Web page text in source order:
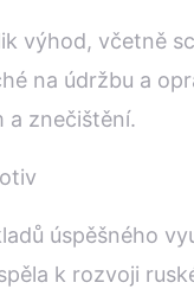
výhod, včetně
na údržbu a
a znečištění.
úspěšného
k rozvoji